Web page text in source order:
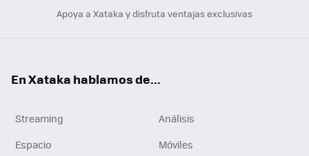
Apoya a Xataka y disfruta ventajas exclusivas
En Xataka hablamos de...
Streaming
Análisis
Espacio
Móviles